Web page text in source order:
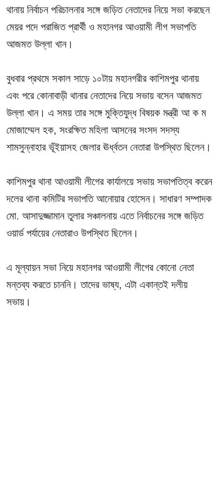
থানায় নির্বাচন পরিচালনার সঙ্গে জড়িত নেতাদের নিয়ে সভা করছেন
মেয়র পদে পরাজিত প্রার্থী ও মহানগর আওয়ামী লীগ সভাপতি
আজমত উল্লা খান।
বুধবার প্রথমে সকাল সাড়ে ১০টায় মহানগরীর কাশিমপুর থানায়
এবং পরে কোনাবাড়ী থানার নেতাদের নিয়ে সভায় বসেন আজমত
উল্লা খান। এ সময় তার সঙ্গে মুক্তিযুদ্ধ বিষয়ক মন্ত্রী আ ক ম
মোজাম্মেল হক, সংরক্ষিত মহিলা আসনের সংসদ সদস্য
শামসুন্নাহার ভূঁইয়াসহ জেলার ঊর্ধ্বতন নেতারা উপস্থিত ছিলেন।
কাশিমপুর থানা আওয়ামী লীগের কার্যালয়ে সভায় সভাপতিত্ব করেন
দলের থানা কমিটির সভাপতি আনোয়ার হোসেন। সাধারণ সম্পাদক
মো. আসাদুজ্জামান তুলার সঞ্চালনায় এতে নির্বাচনের সঙ্গে জড়িত
ওয়ার্ড পর্যায়ের নেতারাও উপস্থিত ছিলেন।
এ মূল্যায়ন সভা নিয়ে মহানগর আওয়ামী লীগের কোনো নেতা
মন্তব্য করতে চাননি। তাদের ভাষ্য, এটা একান্তই দলীয়
সভায়।